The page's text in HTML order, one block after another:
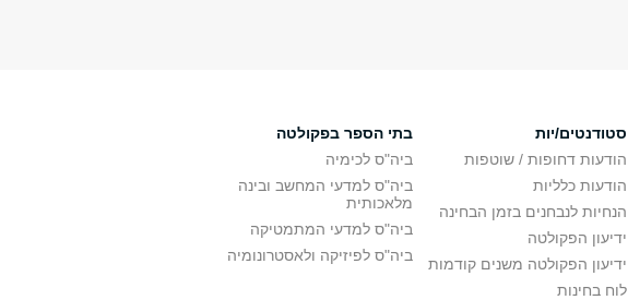
סטודנטים/יות
הודעות דחופות / שוטפות
הודעות כלליות
הנחיות לנבחנים בזמן הבחינה
ידיעון הפקולטה
ידיעון הפקולטה משנים קודמות
לוח בחינות
בתי הספר בפקולטה
ביה"ס לכימיה
ביה"ס למדעי המחשב ובינה
מלאכותית
ביה"ס למדעי המתמטיקה
ביה"ס לפיזיקה ולאסטרונומיה